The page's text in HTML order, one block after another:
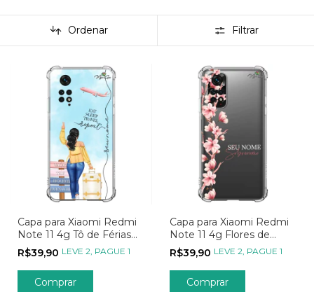
Ordenar Filtrar
Capa para Xiaomi Redmi
Note 11 4g Tô de Férias
Girl Aventureira Amarela
R$39,90 LEVE 2, PAGUE 1
Comprar
Capa para Xiaomi Redmi
Note 11 4g Flores de
Cerejeira na Vertical
Transparente
R$39,90 LEVE 2, PAGUE 1
Comprar